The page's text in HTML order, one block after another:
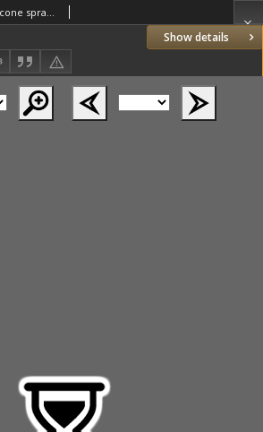
Show details
Orędownik: pismo poświęcone sprawom politycznym i spółecznym. 1889.06.08 R.19 nr131